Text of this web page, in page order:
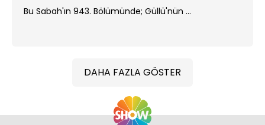
Bu Sabah'ın 943. Bölümünde; Güllü'nün ...
DAHA FAZLA GÖSTER